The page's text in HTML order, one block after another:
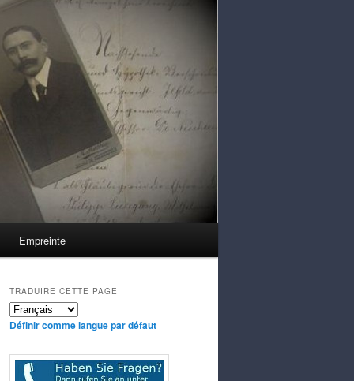
Empreinte
TRADUIRE CETTE PAGE
Définir comme langue par défaut